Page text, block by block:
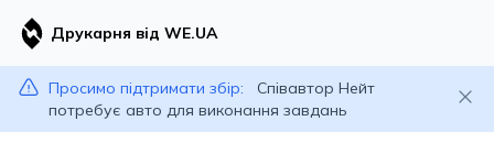
Друкарня від WE.UA
Просимо підтримати збір:
Співавтор Нейт
потребує авто для виконання завдань